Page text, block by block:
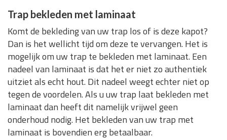
Trap bekleden met laminaat
Komt de bekleding van uw trap los of is deze kapot?
Dan is het wellicht tijd om deze te vervangen. Het is
mogelijk om uw trap te bekleden met laminaat. Een
nadeel van laminaat is dat het er niet zo authentiek
uitziet als echt hout. Dit nadeel weegt echter niet op
tegen de voordelen. Als u uw trap laat bekleden met
laminaat dan heeft dit namelijk vrijwel geen
onderhoud nodig. Het bekleden van uw trap met
laminaat is bovendien erg betaalbaar.